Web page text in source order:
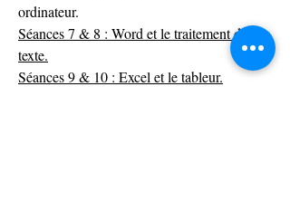
ordinateur.
Séances 7 & 8 : Word et le traitement de
texte.
Séances 9 & 10 : Excel et le tableur.